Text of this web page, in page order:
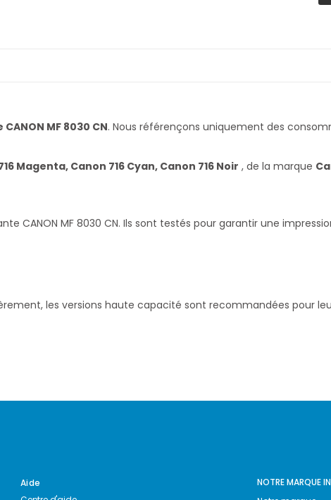
MF 8030 CN. Nous référençons uniquement des
Magenta, Canon 716 Cyan, Canon 716 Noir , de la marque
CANON MF 8030 CN. Ils sont testés pour garantir une
les versions haute capacité sont recommandées pour
Aide
NOTRE MARQUE